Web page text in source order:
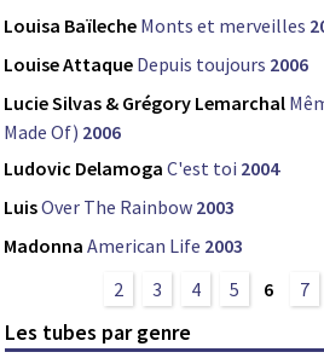
Louisa Baïleche Monts et merveilles
Louise Attaque Depuis toujours 2006
Lucie Silvas & Grégory Lemarchal
Made Of) 2006
Ludovic Delamoga C'est toi 2004
LuisOver The Rainbow 2003
Madonna American Life 2003
2
3 4 5 6 7
Les tubes par genre